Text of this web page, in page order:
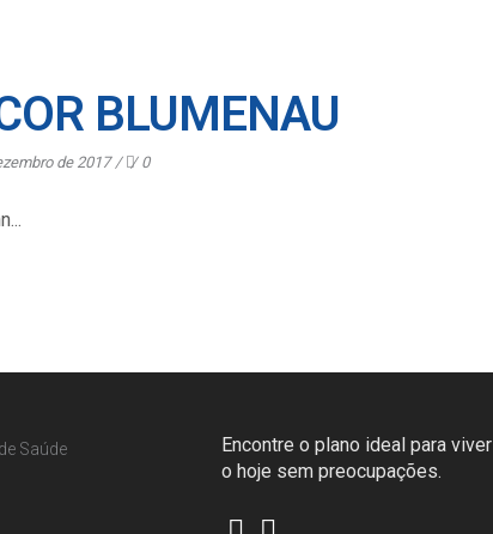
BLUMENAU
de 2017 0
Encontre o plano ideal para viver
o hoje sem preocupações.